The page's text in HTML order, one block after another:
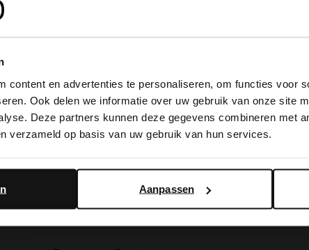
content en advertenties te personaliseren, om functies voor
Ook delen we informatie over uw gebruik van onze site
Deze partners kunnen deze gegevens combineren met
verzameld op basis van uw gebruik van hun services.
Aanpassen
en is gemaakt van stainless steel.
Alles over dit product
Maattabel
It looks like your language isn't Dutch. Would you like to